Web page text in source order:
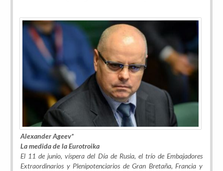
Alexander Ageev*
La medida de la Eurotroika
El 11 de junio, víspera del Día de Rusia, el trío de Embajadores
Extraordinarios y Plenipotenciarios de Gran Bretaña, Francia y